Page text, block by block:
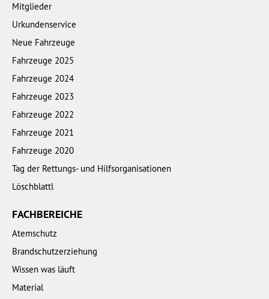
Mitglieder
Urkundenservice
Neue Fahrzeuge
Fahrzeuge 2025
Fahrzeuge 2024
Fahrzeuge 2023
Fahrzeuge 2022
Fahrzeuge 2021
Fahrzeuge 2020
Tag der Rettungs- und Hilfsorganisationen
Löschblattl
FACHBEREICHE
Atemschutz
Brandschutzerziehung
Wissen was läuft
Material